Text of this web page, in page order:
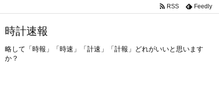
時計速報
略して「時報」「時速」「計速」「計報」どれがいいと思います
か？
RSS Feedly